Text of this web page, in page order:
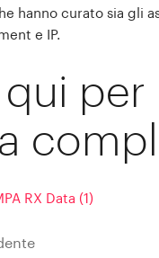
hanno curato sia gli
e IP.
RX Data (1)